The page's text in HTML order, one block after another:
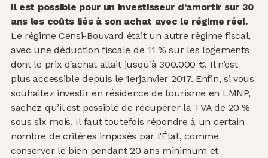
Il est possible pour un investisseur d’amortir sur 30
ans les coûts liés à son achat avec le régime réel.
Le régime Censi-Bouvard était un autre régime fiscal,
avec une déduction fiscale de 11 % sur les logements
dont le prix d’achat allait jusqu’à 300.000 €. Il n’est
plus accessible depuis le 1erjanvier 2017. Enfin, si vous
souhaitez investir en résidence de tourisme en LMNP,
sachez qu’il est possible de récupérer la TVA de 20 %
sous six mois. Il faut toutefois répondre à un certain
nombre de critères imposés par l’État, comme
conserver le bien pendant 20 ans minimum et